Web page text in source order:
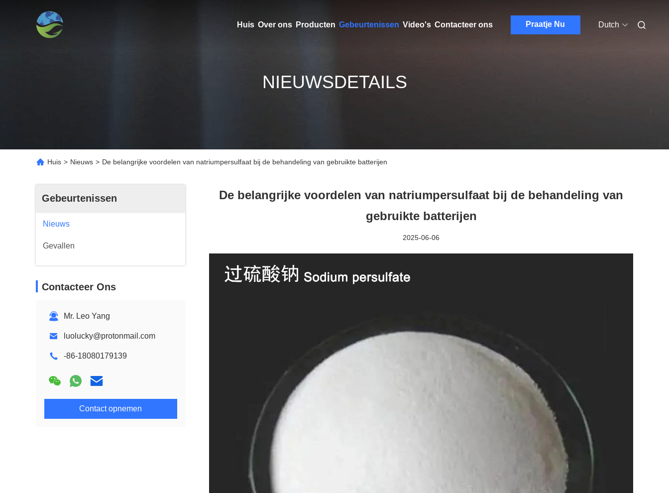
Huis Over ons Producten Gebeurtenissen Video's Contacteer ons Praatje Nu Dutch
NIEUWSDETAILS
Huis > Nieuws > De belangrijke voordelen van natriumpersulfaat bij de behandeling van gebruikte batterijen
Gebeurtenissen
Nieuws
Gevallen
Contacteer Ons
Mr. Leo Yang
luolucky@protonmail.com
-86-18080179139
Contact opnemen
De belangrijke voordelen van natriumpersulfaat bij de behandeling van
gebruikte batterijen
2025-06-06